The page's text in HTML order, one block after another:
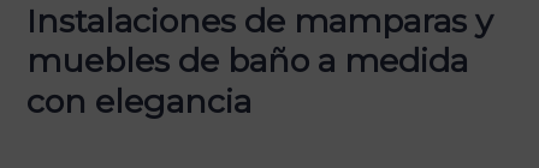
Instalaciones de mamparas y
muebles de baño a medida
con elegancia